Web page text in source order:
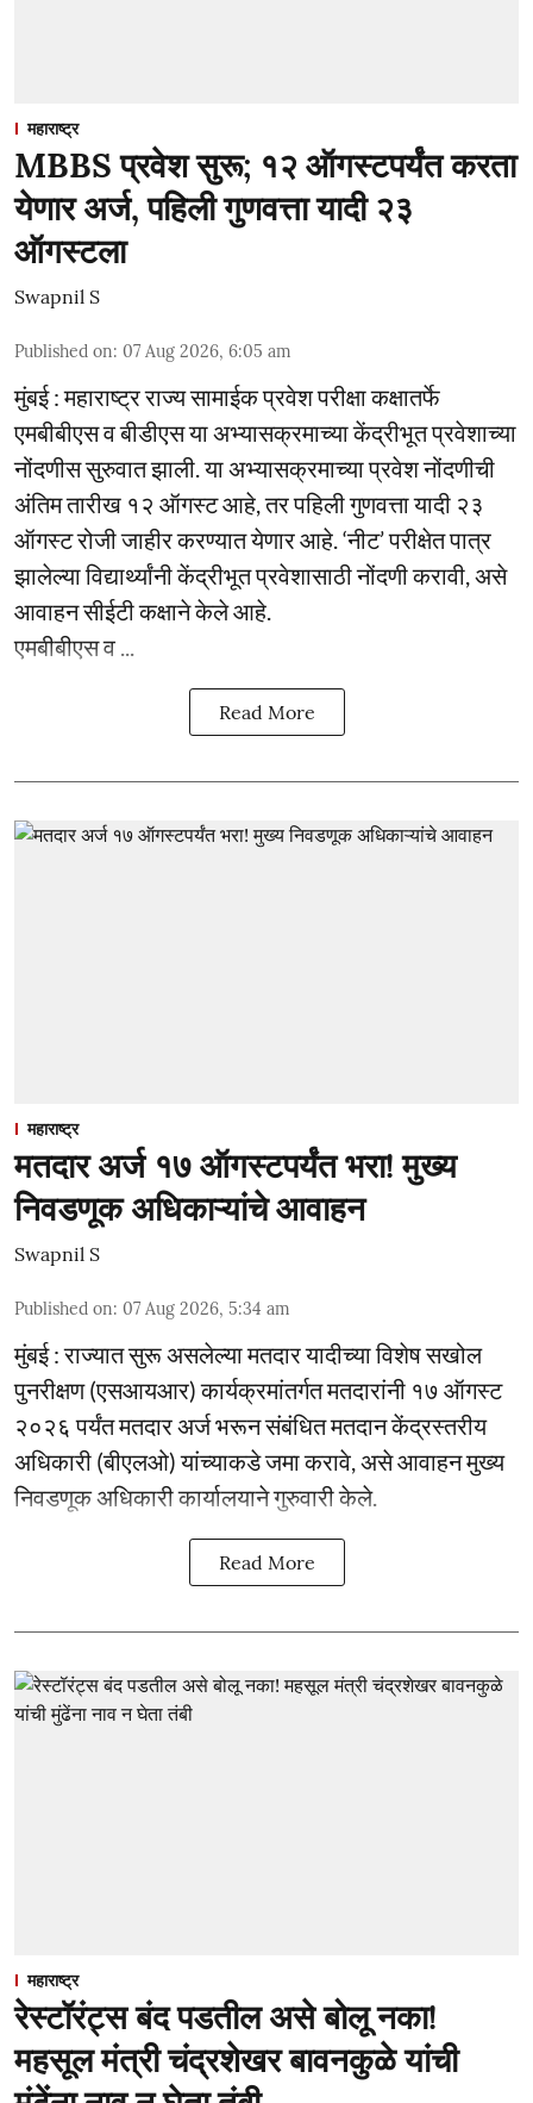
महाराष्ट्र
MBBS प्रवेश सुरू; १२ ऑगस्टपर्यंत करता
येणार अर्ज, पहिली गुणवत्ता यादी २३
ऑगस्टला
Swapnil S
Published on: 07 Aug 2026, 6:05 am
मुंबई : महाराष्ट्र राज्य सामाईक प्रवेश परीक्षा कक्षातर्फे
एमबीबीएस व बीडीएस या अभ्यासक्रमाच्या केंद्रीभूत प्रवेशाच्या
नोंदणीस सुरुवात झाली. या अभ्यासक्रमाच्या प्रवेश नोंदणीची
अंतिम तारीख १२ ऑगस्ट आहे, तर पहिली गुणवत्ता यादी २३
ऑगस्ट रोजी जाहीर करण्यात येणार आहे. ‘नीट’ परीक्षेत पात्र
झालेल्या विद्यार्थ्यांनी केंद्रीभूत प्रवेशासाठी नोंदणी करावी, असे
आवाहन सीईटी कक्षाने केले आहे.
एमबीबीएस व ...
Read More
महाराष्ट्र
मतदार अर्ज १७ ऑगस्टपर्यंत भरा! मुख्य
निवडणूक अधिकाऱ्यांचे आवाहन
Swapnil S
Published on: 07 Aug 2026, 5:34 am
मुंबई : राज्यात सुरू असलेल्या मतदार यादीच्या विशेष सखोल
पुनरीक्षण (एसआयआर) कार्यक्रमांतर्गत मतदारांनी १७ ऑगस्ट
२०२६ पर्यंत मतदार अर्ज भरून संबंधित मतदान केंद्रस्तरीय
अधिकारी (बीएलओ) यांच्याकडे जमा करावे, असे आवाहन मुख्य
निवडणूक अधिकारी कार्यालयाने गुरुवारी केले.
Read More
महाराष्ट्र
रेस्टॉरंट्स बंद पडतील असे बोलू नका!
महसूल मंत्री चंद्रशेखर बावनकुळे यांची